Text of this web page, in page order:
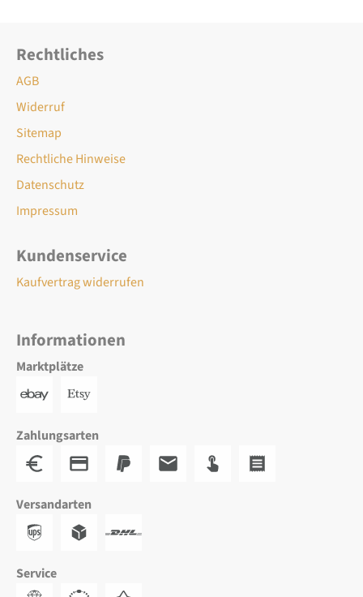
Rechtliches
AGB
Widerruf
Sitemap
Rechtliche Hinweise
Datenschutz
Impressum
Kundenservice
Kaufvertrag widerrufen
Informationen
Marktplätze
Zahlungsarten
Versandarten
Service